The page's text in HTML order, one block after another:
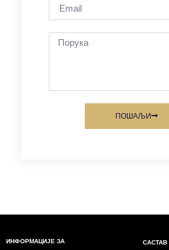
ПОШАЉИ
ИНФОРМАЦИЈЕ ЗА САСТАВ